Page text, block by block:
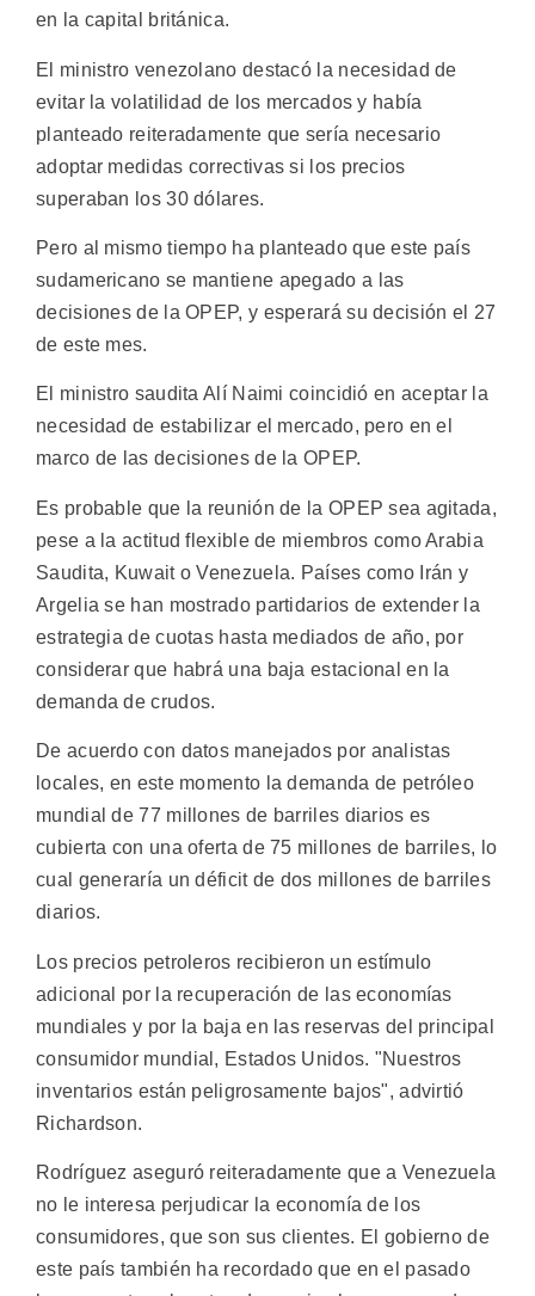
en la capital británica.
El ministro venezolano destacó la necesidad de
evitar la volatilidad de los mercados y había
planteado reiteradamente que sería necesario
adoptar medidas correctivas si los precios
superaban los 30 dólares.
Pero al mismo tiempo ha planteado que este país
sudamericano se mantiene apegado a las
decisiones de la OPEP, y esperará su decisión el 27
de este mes.
El ministro saudita Alí Naimi coincidió en aceptar la
necesidad de estabilizar el mercado, pero en el
marco de las decisiones de la OPEP.
Es probable que la reunión de la OPEP sea agitada,
pese a la actitud flexible de miembros como Arabia
Saudita, Kuwait o Venezuela. Países como Irán y
Argelia se han mostrado partidarios de extender la
estrategia de cuotas hasta mediados de año, por
considerar que habrá una baja estacional en la
demanda de crudos.
De acuerdo con datos manejados por analistas
locales, en este momento la demanda de petróleo
mundial de 77 millones de barriles diarios es
cubierta con una oferta de 75 millones de barriles, lo
cual generaría un déficit de dos millones de barriles
diarios.
Los precios petroleros recibieron un estímulo
adicional por la recuperación de las economías
mundiales y por la baja en las reservas del principal
consumidor mundial, Estados Unidos. "Nuestros
inventarios están peligrosamente bajos", advirtió
Richardson.
Rodríguez aseguró reiteradamente que a Venezuela
no le interesa perjudicar la economía de los
consumidores, que son sus clientes. El gobierno de
este país también ha recordado que en el pasado